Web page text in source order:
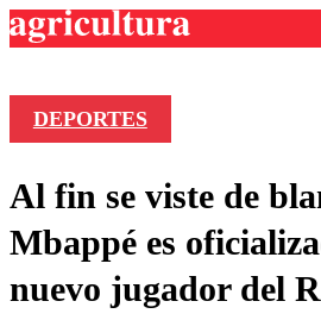
Frecuencias
Agricultura TV
Deportes
Colo Colo
Entretención
DEPORTES
Al fin se viste de
Mbappé es
nuevo jugador del